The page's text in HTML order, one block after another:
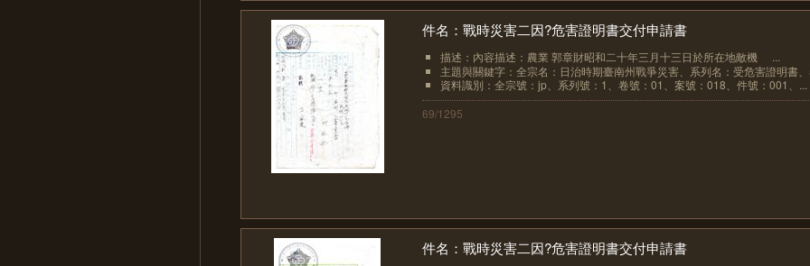
件名：戰時災害二因?危害證明書交付申請書
描述：內容描述：農業 郭章財昭和二十年三月十三日於所在地敵機
...
主題與關鍵字：全宗名：日治時期臺南州戰爭災害、系列名：受危害證明書
資料識別：全宗號：jp、系列號：1、卷號：01、案號：018、件號：001、...
69/1295
件名：戰時災害二因?危害證明書交付申請書